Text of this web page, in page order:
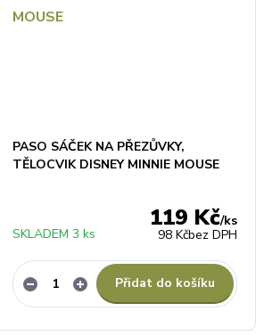
PASO SÁČEK NA PŘEZŮVKY,
TĚLOCVIK DISNEY MINNIE MOUSE
119 Kč/ks
98 Kčbez DPH
SKLADEM 3 ks
Přidat do košíku